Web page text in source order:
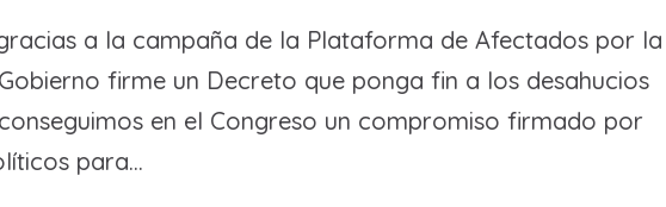
a la campaña de la Plataforma de Afectados por la
firme un Decreto que ponga fin a los desahucios
en el Congreso un compromiso firmado por
para...